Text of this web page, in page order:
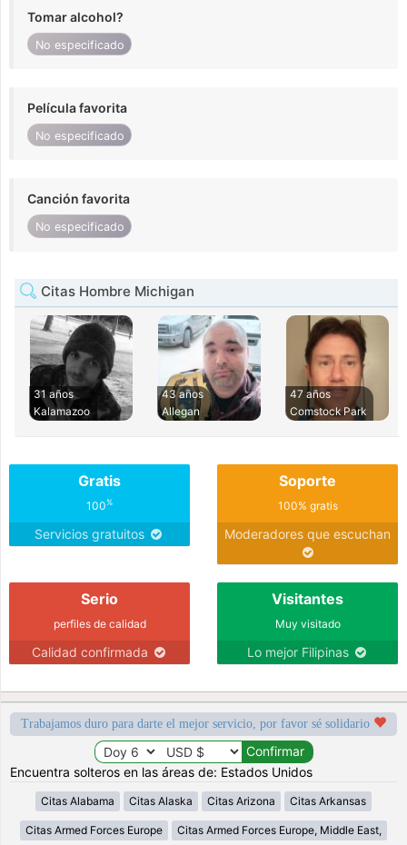
Tomar alcohol?
No especificado
Película favorita
No especificado
Canción favorita
No especificado
Citas Hombre Michigan
31 años
Kalamazoo
43 años
Allegan
47 años
Comstock Park
Gratis
100%
Servicios gratuitos
Soporte
100% gratis
Moderadores que escuchan
Serio
perfiles de calidad
Calidad confirmada
Visitantes
Muy visitado
Lo mejor Filipinas
Trabajamos duro para darte el mejor servicio, por favor sé solidario
Encuentra solteros en las áreas de: Estados Unidos
Citas Alabama Citas Alaska Citas Arizona Citas Arkansas
Citas Armed Forces Europe Citas Armed Forces Europe, Middle East,